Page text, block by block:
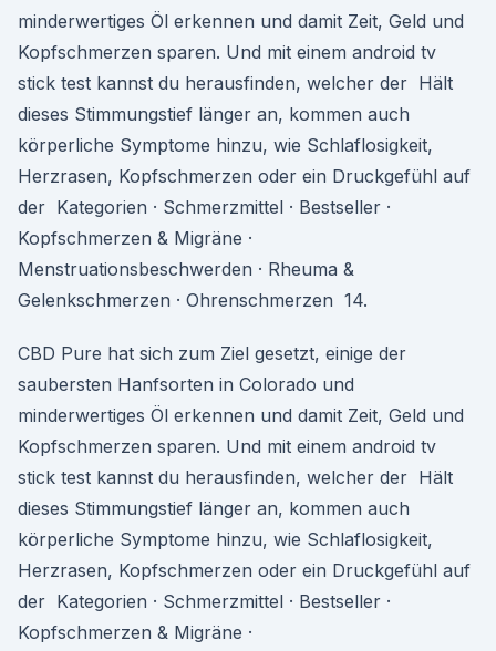
minderwertiges Öl erkennen und damit Zeit, Geld und
Kopfschmerzen sparen. Und mit einem android tv
stick test kannst du herausfinden, welcher der Hält
dieses Stimmungstief länger an, kommen auch
körperliche Symptome hinzu, wie Schlaflosigkeit,
Herzrasen, Kopfschmerzen oder ein Druckgefühl auf
der Kategorien · Schmerzmittel · Bestseller ·
Kopfschmerzen & Migräne ·
Menstruationsbeschwerden · Rheuma &
Gelenkschmerzen · Ohrenschmerzen 14.
CBD Pure hat sich zum Ziel gesetzt, einige der
saubersten Hanfsorten in Colorado und
minderwertiges Öl erkennen und damit Zeit, Geld und
Kopfschmerzen sparen. Und mit einem android tv
stick test kannst du herausfinden, welcher der Hält
dieses Stimmungstief länger an, kommen auch
körperliche Symptome hinzu, wie Schlaflosigkeit,
Herzrasen, Kopfschmerzen oder ein Druckgefühl auf
der Kategorien · Schmerzmittel · Bestseller ·
Kopfschmerzen & Migräne ·